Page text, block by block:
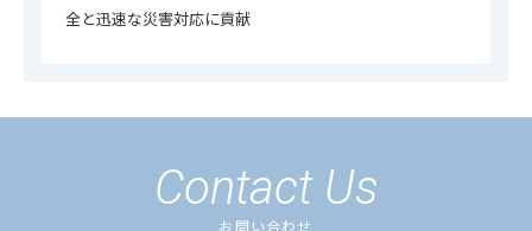
全と迅速な災害対応に貢献
Contact Us
お問い合わせ